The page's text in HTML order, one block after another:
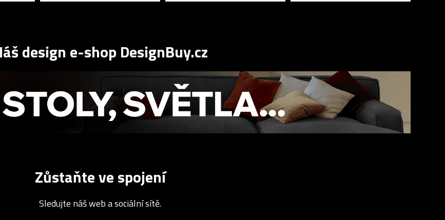
design e-shop DesignBuy.cz
Zůstaňte ve spojení
Sledujte náš web a sociální sítě.